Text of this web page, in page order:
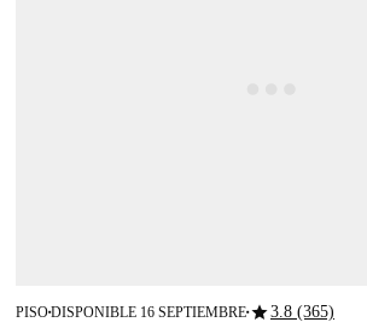
PISO■DISPONIBLE 16 SEPTIEMBRE■star3.8 (365)